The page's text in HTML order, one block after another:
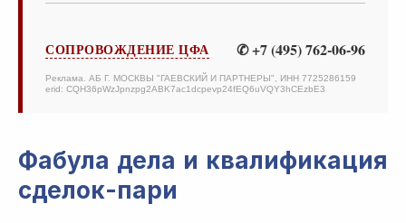
СОПРОВОЖДЕНИЕ ЦФА ✆ +7 (495) 762-06-96
Реклама. АБ Г. МОСКВЫ "ГАЕВСКИЙ И ПАРТНЕРЫ", ИНН 7725286159
erid: CQH36pWzJpnzpg2ABK7ac1dcpevp24fEQ6uVQY3hCEzbE3
Фабула дела и квалификация
сделок-пари